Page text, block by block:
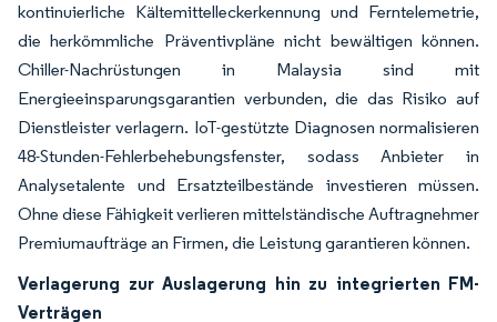
kontinuierliche Kältemittelleckerkennung und Ferntelemetrie,
die herkömmliche Präventivpläne nicht bewältigen können.
Chiller-Nachrüstungen in Malaysia sind mit
Energieeinsparungsgarantien verbunden, die das Risiko auf
Dienstleister verlagern. IoT-gestützte Diagnosen normalisieren
48-Stunden-Fehlerbehebungsfenster, sodass Anbieter in
Analysetalente und Ersatzteilbestände investieren müssen.
Ohne diese Fähigkeit verlieren mittelständische Auftragnehmer
Premiumaufträge an Firmen, die Leistung garantieren können.
Verlagerung zur Auslagerung hin zu integrierten FM-
Verträgen